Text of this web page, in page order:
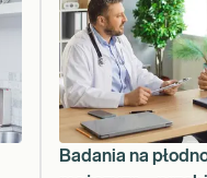
Badania na